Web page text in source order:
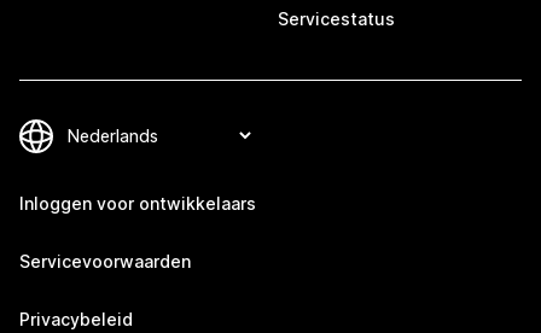
Servicestatus
Inloggen voor ontwikkelaars
Servicevoorwaarden
Privacybeleid